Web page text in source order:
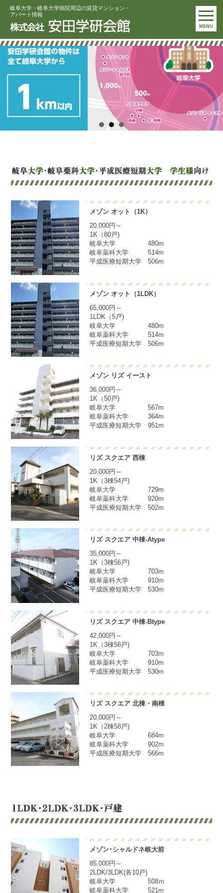
岐阜大学・岐阜大学病院周辺の賃貸マンション・
アパート情報
MENU
メゾン オット（1K）
20,000円～
1K（80戸)
岐阜大学 480m
岐阜薬科大学 514m
平成医療短期大学 506m
メゾン オット（1LDK）
65,000円～
1LDK（5戸)
岐阜大学 480m
岐阜薬科大学 514m
平成医療短期大学 506m
メゾン リズ イースト
36,000円～
1K（50戸)
岐阜大学 567m
岐阜薬科大学 364m
平成医療短期大学 951m
リズ スクエア 西棟
20,000円～
1K（3棟54戸)
岐阜大学 729m
岐阜薬科大学 920m
平成医療短期大学 502m
リズ スクエア 中棟-Atype
35,000円～
1K（3棟56戸)
岐阜大学 703m
岐阜薬科大学 910m
平成医療短期大学 530m
リズ スクエア 中棟-Btype
42,000円～
1K（3棟56戸)
岐阜大学 703m
岐阜薬科大学 910m
平成医療短期大学 530m
リズ スクエア 北棟・南棟
20,000円～
1K（2棟58戸)
岐阜大学 684m
岐阜薬科大学 902m
平成医療短期大学 566m
メゾン･シャルドネ岐大前
85,000円～
2LDK/3LDK(各10戸)
岐阜大学 508ｍ
岐阜薬科大学 521m